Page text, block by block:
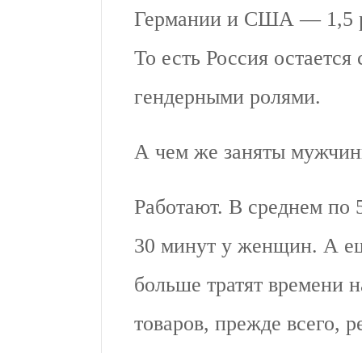
Германии и США — 1,5
То есть Россия
гендерными ролями.
А чем же заняты
Работают. В среднем по
30 минут у женщин. А
больше тратят времени
товаров, прежде всего,